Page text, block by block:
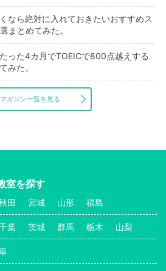
なら絶対に入れておきたいおすすめス
まとめてみた。
った4カ月でTOEICで800点越えする
みた。
マガジン一覧を見る
室を探す
田 宮城 山形 福島
葉 茨城 群馬 栃木 山梨